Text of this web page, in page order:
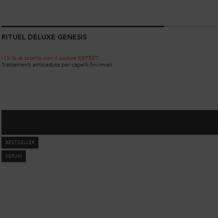
RITUEL DELUXE GENESIS
-15 % di sconto con il codice EXPERT
Trattamenti anticaduta per capelli fini/misti
BEST-SELLER
SERUM